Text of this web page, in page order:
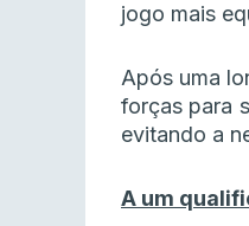
jogo mais
Após uma
forças para
evitando a
A um